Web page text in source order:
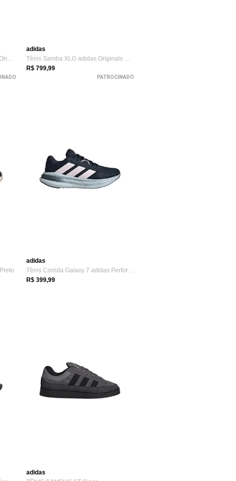
Tênis Forum Bold Stripes adidas Originals Branco
adidas
Tênis Samba XLG adidas Originals Marrom
R$ 799,99
PATROCINADO
adidas
Tênis Corrida Galaxy 7 adidas Performance Azul
R$ 399,99
adidas